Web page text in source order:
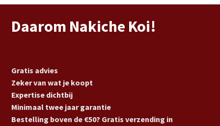
Daarom Nakiche Koi!
Gratis advies
Zeker van wat je koopt
Expertise dichtbij
Minimaal twee jaar garantie
Bestelling boven de €50? Gratis verzending in